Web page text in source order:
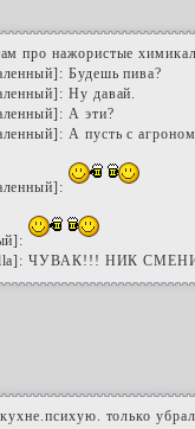
про нажористые
Будешь пива?
Ну давай.
А эти?
А пусть с
ЧУВАК!!! НИК
только